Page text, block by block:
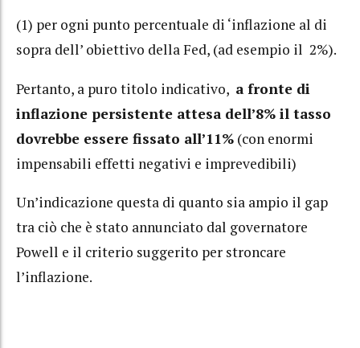
(1) per ogni punto percentuale di ‘inflazione al di
sopra dell’ obiettivo della Fed, (ad esempio il 2%).
Pertanto, a puro titolo indicativo, a fronte di
inflazione persistente attesa dell’8% il tasso
dovrebbe essere fissato all’11% (con enormi
impensabili effetti negativi e imprevedibili)
Un’indicazione questa di quanto sia ampio il gap
tra ciò che è stato annunciato dal governatore
Powell e il criterio suggerito per stroncare
l’inflazione.